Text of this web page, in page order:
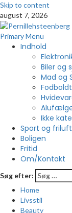
Skip to content
august 7, 2026
Primary Menu
Indhold
Biler og
Mad og
Ikke
Sport og
Boligen
Fritid
Om/Kontakt
Søg efter:
Home
Livsstil
Beauty